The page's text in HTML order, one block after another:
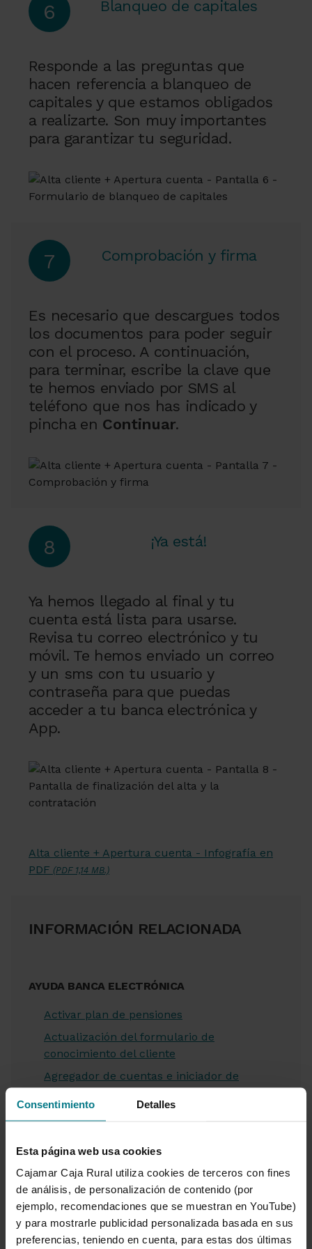
Consentimiento Detalles
Esta página web usa cookies
Cajamar Caja Rural utiliza cookies de terceros con fines
de análisis, de personalización de contenido (por
ejemplo, recomendaciones que se muestran en YouTube)
y para mostrarle publicidad personalizada basada en sus
preferencias, teniendo en cuenta, para estas dos últimas
6 Blanqueo de capitales
Responde a las preguntas que
hacen referencia a blanqueo de
capitales y que estamos obligados
a realizarte. Son muy importantes
para garantizar tu seguridad.
7 Comprobación y firma
Es necesario que descargues todos
los documentos para poder seguir
con el proceso. A continuación,
para terminar, escribe la clave que
te hemos enviado por SMS al
teléfono que nos has indicado y
pincha en Continuar.
8 ¡Ya está!
Ya hemos llegado al final y tu
cuenta está lista para usarse.
Revisa tu correo electrónico y tu
móvil. Te hemos enviado un correo
y un sms con tu usuario y
contraseña para que puedas
acceder a tu banca electrónica y
App.
Alta cliente + Apertura cuenta - Infografía en
PDF (PDF 1,14 MB.)
INFORMACIÓN RELACIONADA
AYUDA BANCA ELECTRÓNICA
Activar plan de pensiones
Actualización del formulario de
conocimiento del cliente
Agregador de cuentas e iniciador de
pagos
Alta en Cuenta Wefferent Ahorro
Alta de menor o mayor sin capacidad de
obrar como nuevo cliente
Alta Pack Wefferent
Anulación HalCash